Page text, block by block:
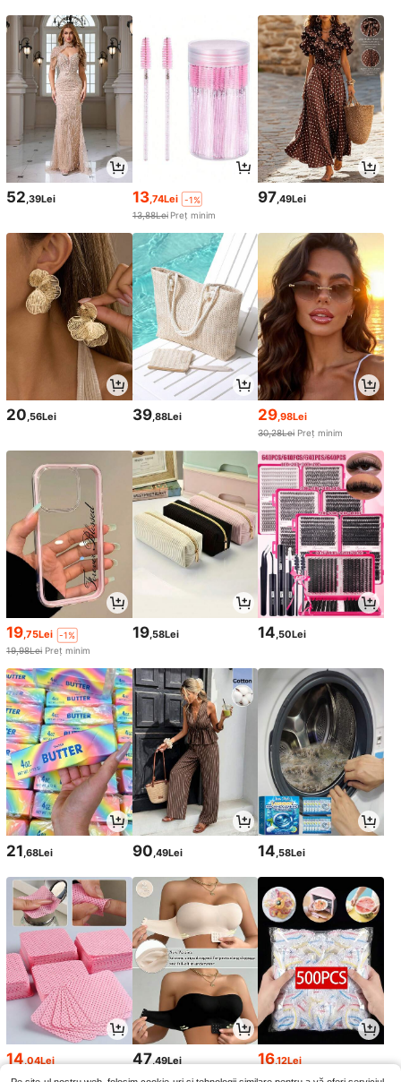
52 ,39Lei 13,74Lei
-1%
13,88Lei Preț minim
97 ,49Lei
20,56Lei 39,88Lei 29,98Lei
30,28Lei Preț minim
19,75Lei
-1%
19,98Lei Preț minim
19,58Lei 14,50Lei
21 ,68Lei 90 ,49Lei 14 ,58Lei
14,04Lei
14,18Lei Preț minim
47,49Lei 16,12Lei
Preț minim